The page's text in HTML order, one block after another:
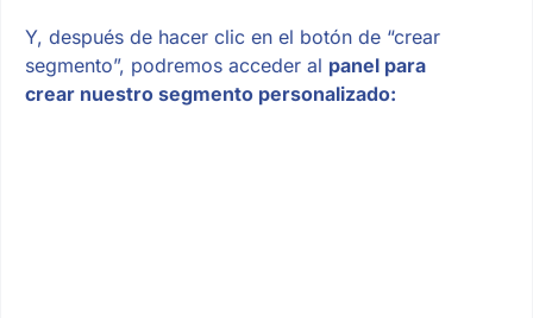
Y, después de hacer clic en el botón de “crear
segmento”, podremos acceder al panel para
crear nuestro segmento personalizado: